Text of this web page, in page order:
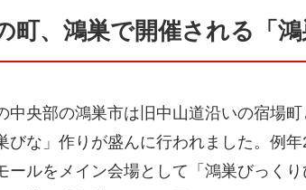
町、鴻巣で開催される「
中央部の鴻巣市は旧中山道沿いの宿場
びな」作りが盛んに行われました。例
ールをメイン会場として「鴻巣びっく